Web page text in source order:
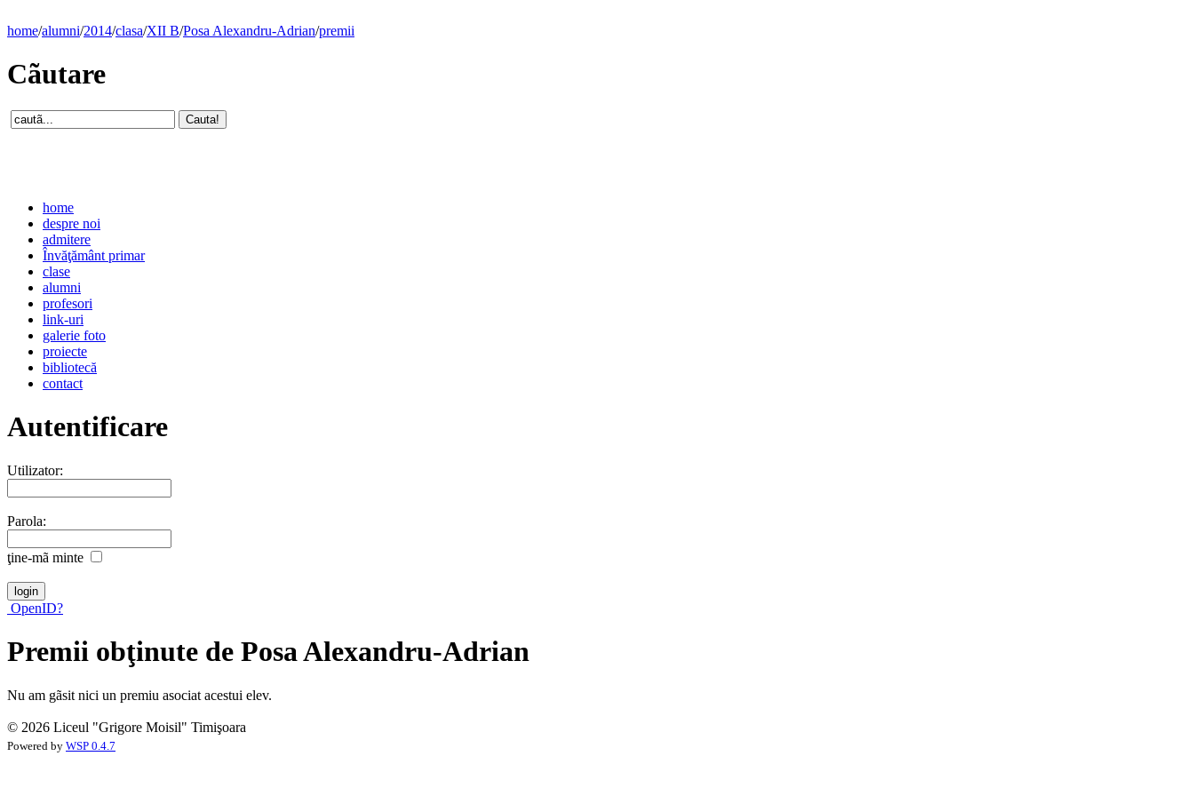
home/alumni/2014/clasa/XII B/Posa Alexandru-Adrian/premii
Cãutare
home
despre noi
admitere
Învăţământ primar
clase
alumni
profesori
link-uri
galerie foto
proiecte
bibliotecă
contact
Autentificare
Utilizator:
Parola:
ţine-mã minte
OpenID?
Premii obţinute de Posa Alexandru-Adrian
Nu am gãsit nici un premiu asociat acestui elev.
© 2026 Liceul "Grigore Moisil" Timişoara
Powered by WSP 0.4.7